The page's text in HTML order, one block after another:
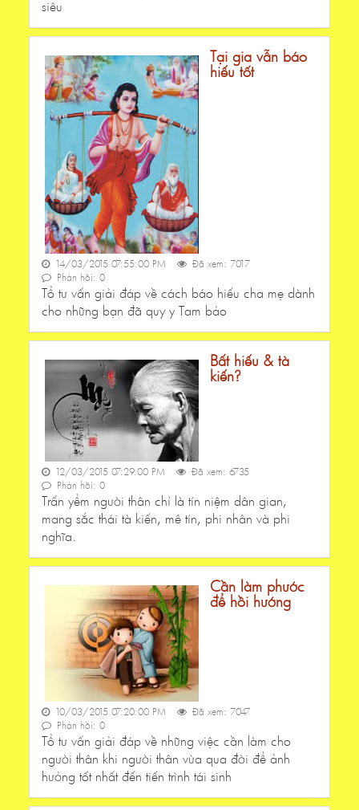
siêu
Tại gia vẫn báo
hiếu tốt
14/03/2015 07:55:00 PM
Đã xem: 7017
Phản hồi: 0
Tổ tư vấn giải đáp về cách báo hiếu cha mẹ dành
cho những bạn đã quy y Tam bảo
Bất hiếu & tà
kiến?
12/03/2015 07:29:00 PM
Đã xem: 6735
Phản hồi: 0
Trấn yểm người thân chỉ là tín niệm dân gian,
mang sắc thái tà kiến, mê tín, phi nhân và phi
nghĩa.
Cần làm phước
để hồi hướng
10/03/2015 07:20:00 PM
Đã xem: 7047
Phản hồi: 0
Tổ tư vấn giải đáp về những việc cần làm cho
người thân khi người thân vừa qua đời để ảnh
hưởng tốt nhất đến tiến trình tái sinh